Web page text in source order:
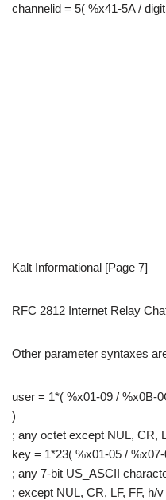
channelid = 5( %x41-5A /
Kalt Informational [Page 7]
RFC 2812 Internet Relay
Other parameter syntaxes
user = 1*( %x01-09 / %x0B-
)
; any octet except NUL, CR,
key = 1*23( %x01-05 /
; any 7-bit US_ASCII
; except NUL, CR, LF, FF, h/v